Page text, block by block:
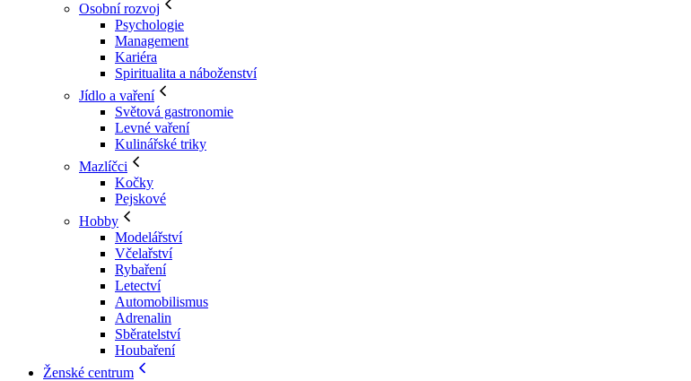
Osobní rozvoj
Psychologie
Management
Kariéra
Spiritualita a náboženství
Jídlo a vaření
Světová gastronomie
Levné vaření
Kulinářské triky
Mazlíčci
Kočky
Pejskové
Hobby
Modelářství
Včelařství
Rybaření
Letectví
Automobilismus
Adrenalin
Sběratelství
Houbaření
Ženské centrum